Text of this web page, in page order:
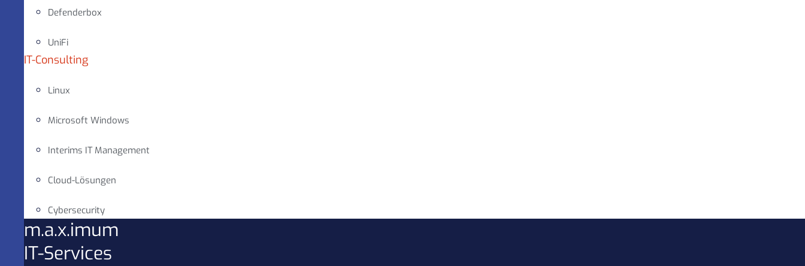
Defenderbox
UniFi
IT-Consulting
Linux
Microsoft Windows
Interims IT Management
Cloud-Lösungen
Cybersecurity
m.a.x.imum
IT-Services